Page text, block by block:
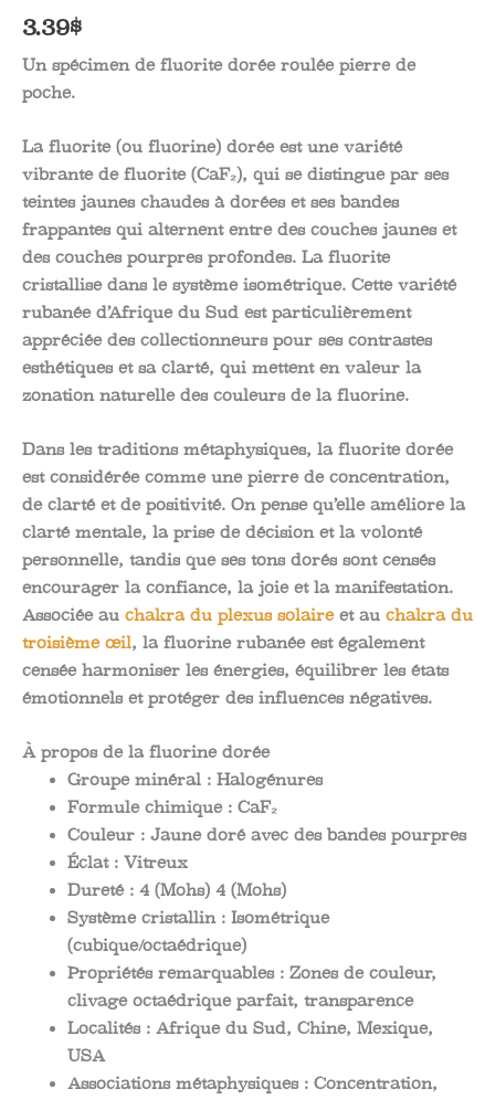
3.39$
Un spécimen de fluorite dorée roulée pierre de
poche.
La fluorite (ou fluorine) dorée est une variété
vibrante de fluorite (CaF₂), qui se distingue par ses
teintes jaunes chaudes à dorées et ses bandes
frappantes qui alternent entre des couches jaunes et
des couches pourpres profondes. La fluorite
cristallise dans le système isométrique. Cette variété
rubanée d’Afrique du Sud est particulièrement
appréciée des collectionneurs pour ses contrastes
esthétiques et sa clarté, qui mettent en valeur la
zonation naturelle des couleurs de la fluorine.
Dans les traditions métaphysiques, la fluorite dorée
est considérée comme une pierre de concentration,
de clarté et de positivité. On pense qu’elle améliore la
clarté mentale, la prise de décision et la volonté
personnelle, tandis que ses tons dorés sont censés
encourager la confiance, la joie et la manifestation.
Associée au chakra du plexus solaireet au chakra du
troisième œil, la fluorine rubanée est également
censée harmoniser les énergies, équilibrer les états
émotionnels et protéger des influences négatives.
À propos de la fluorine dorée
Groupe minéral : Halogénures
Formule chimique : CaF₂
Couleur : Jaune doré avec des bandes pourpres
Éclat : Vitreux
Dureté : 4 (Mohs) 4 (Mohs)
Système cristallin : Isométrique
(cubique/octaédrique)
Propriétés remarquables : Zones de couleur,
clivage octaédrique parfait, transparence
Localités : Afrique du Sud, Chine, Mexique,
USA
Associations métaphysiques : Concentration,